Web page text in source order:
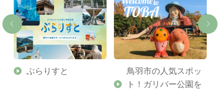
ぶらりすと
鳥羽市の人気スポッ
ト！ガリバー公園を